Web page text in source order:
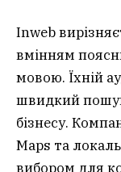
Inweb
вмінням
мовою. Їхній
швидкий
бізнесу.
Maps та
вибором для